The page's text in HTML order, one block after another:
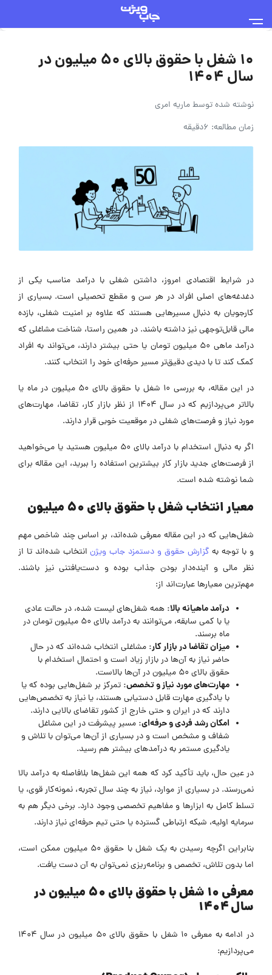
10 شغل با حقوق بالای 50 میلیون در
سال 1404
نوشته شده توسطماریه امری
زمان مطالعه: 6دقیقه
در شرایط اقتصادی امروز، داشتن شغلی با درآمد مناسب یکی از
دغدغه‌های اصلی افراد در هر سن و مقطع تحصیلی است. بسیاری از
کارجویان به دنبال مسیرهایی هستند که علاوه بر امنیت شغلی، بازده
مالی قابل‌توجهی نیز داشته باشند. در همین راستا، شناخت مشاغلی که
درآمد ماهی ۵۰ میلیون تومان یا حتی بیشتر دارند، می‌تواند به افراد
کمک کند تا با دیدی دقیق‌تر مسیر حرفه‌ای خود را انتخاب کنند.
در این مقاله، به بررسی ۱۰ شغل با حقوق بالای 50 میلیون در ماه یا
بالاتر می‌پردازیم که در سال ۱۴۰۴ از نظر بازار کار، تقاضا، مهارت‌های
مورد نیاز و فرصت‌های شغلی در موقعیت خوبی قرار دارند.
اگر به دنبال استخدام با درآمد بالای 50 میلیون هستید یا می‌خواهید
از فرصت‌های جدید بازار کار بیشترین استفاده را ببرید، این مقاله برای
شما نوشته شده است.
معیار انتخاب شغل با حقوق بالای 50 میلیون
شغل‌هایی که در این مقاله معرفی شده‌اند، بر اساس چند شاخص مهم
و با توجه به گزارش حقوق و دستمزد جاب ویژنانتخاب شده‌اند تا از
نظر مالی و آینده‌دار بودن جذاب بوده و دست‌یافتنی نیز باشند.
مهم‌ترین معیارها عبارت‌اند از:
درآمد ماهیانه بالا: همه شغل‌های لیست شده، در حالت عادی
یا با کمی سابقه، می‌توانند به درآمد بالای ۵۰ میلیون تومان در
ماه برسند.
میزان تقاضا در بازار کار: مشاغلی انتخاب شده‌اند که در حال
حاضر نیاز به آن‌ها در بازار زیاد است و احتمال استخدام با
حقوق بالای ۵۰ میلیون در آن‌ها بالاست.
مهارت‌های مورد نیاز و تخصص: تمرکز بر شغل‌هایی بوده که یا
با یادگیری مهارت‌ قابل دستیابی هستند، یا نیاز به تخصص‌هایی
دارند که در ایران و حتی خارج از کشور تقاضای بالایی دارند.
امکان رشد فردی و حرفه‌ای: مسیر پیشرفت در این مشاغل
شفاف و مشخص است و در بسیاری از آن‌ها می‌توان با تلاش و
یادگیری مستمر به درآمدهای بیشتر هم رسید.
در عین حال، باید تأکید کرد که همه این شغل‌ها بلافاصله به درآمد بالا
نمی‌رسند. در بسیاری از موارد، نیاز به چند سال تجربه، نمونه‌کار قوی، یا
تسلط کامل به ابزارها و مفاهیم تخصصی وجود دارد. برخی دیگر هم به
سرمایه اولیه، شبکه ارتباطی گسترده یا حتی تیم حرفه‌ای نیاز دارند.
بنابراین اگرچه رسیدن به یک شغل با حقوق ۵۰ میلیون ممکن است،
اما بدون تلاش، تخصص و برنامه‌ریزی نمی‌توان به آن دست یافت.
معرفی ۱۰ شغل با حقوق بالای 50 میلیون در
سال ۱۴۰۴
در ادامه به معرفی ۱۰ شغل با حقوق بالای 50 میلیون در سال ۱۴۰۴
می‌پردازیم: